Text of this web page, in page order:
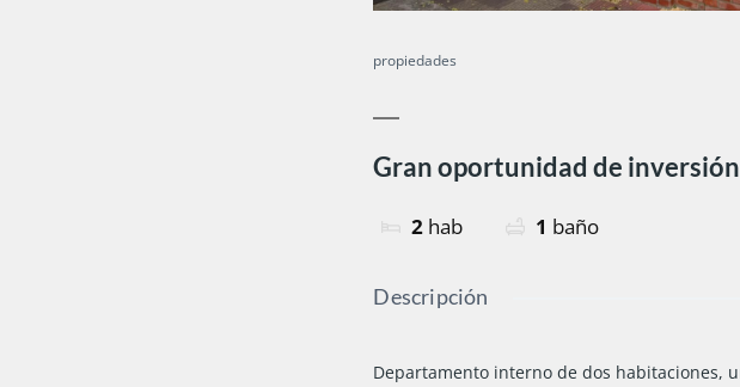
propiedades
Gran oportunidad de inversión
2 hab 1 baño
Descripción
Departamento interno de dos habitaciones,